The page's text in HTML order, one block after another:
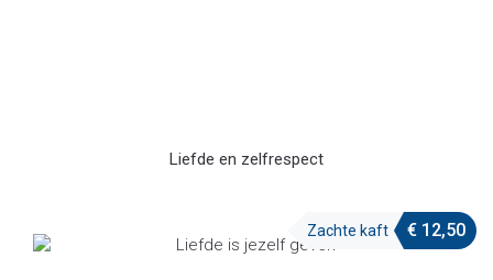
Liefde en zelfrespect
Zachte kaft € 12,50